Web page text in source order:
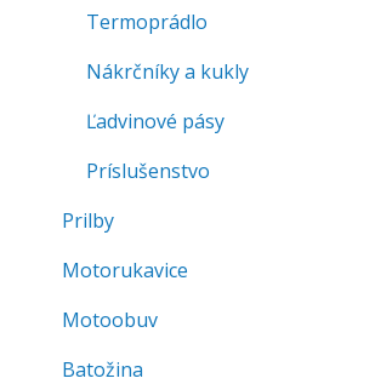
Termoprádlo
Nákrčníky a kukly
Ľadvinové pásy
Príslušenstvo
Prilby
Motorukavice
Motoobuv
Batožina